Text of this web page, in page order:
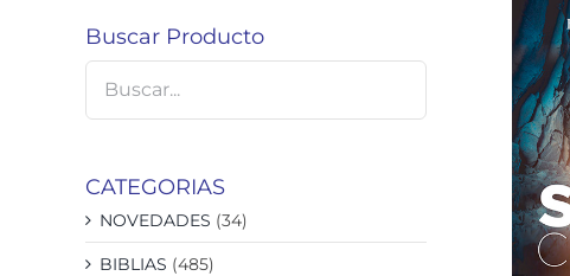
Buscar Producto
CATEGORIAS
NOVEDADES (34)
BIBLIAS (485)